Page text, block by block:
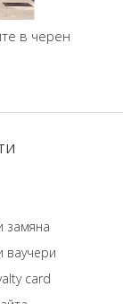
в черен
замяна
ваучери
card